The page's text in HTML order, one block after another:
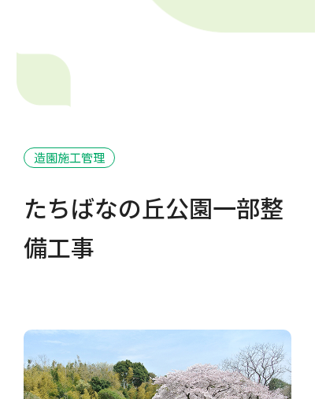
造園施工管理
たちばなの丘公園一部整
備工事